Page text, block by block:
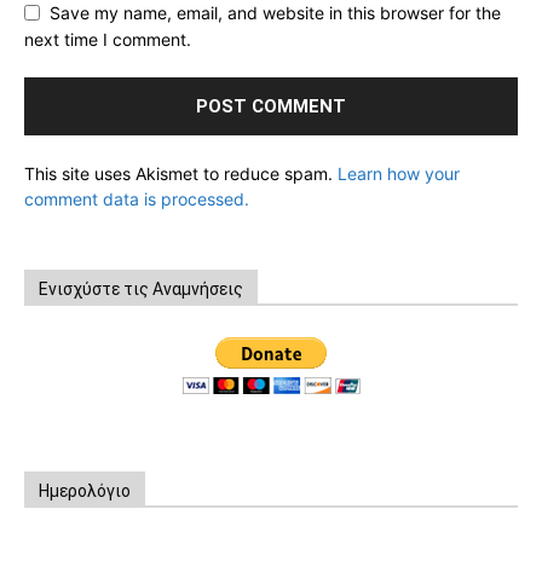
Save my name, email, and website in this browser for the
next time I comment.
This site uses Akismet to reduce spam. Learn how your
comment data is processed.
Ενισχύστε τις Αναμνήσεις
Ημερολόγιο